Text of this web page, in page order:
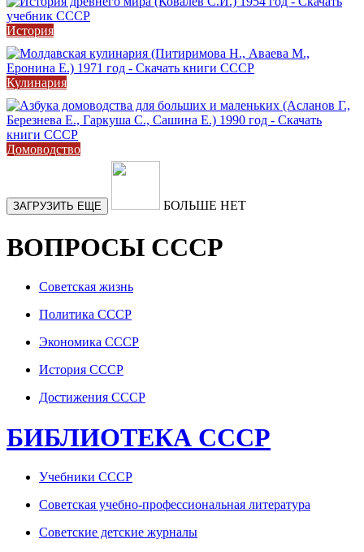
История
Кулинария
Домоводство
ЗАГРУЗИТЬ ЕЩЕ БОЛЬШЕ НЕТ
ВОПРОСЫ СССР
Советская жизнь
Политика СССР
Экономика СССР
История СССР
Достижения СССР
БИБЛИОТЕКА СССР
Учебники СССР
Советская учебно-профессиональная литература
Советские детские журналы